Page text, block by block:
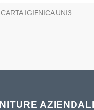
CARTA IGIENICA UNI3
AZIENDALI